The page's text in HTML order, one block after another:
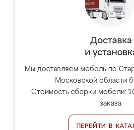
Доставка
и
Мы доставляем мебель по
Московской области
Стоимость сборки мебели:
заказа.
ПЕРЕЙТИ В